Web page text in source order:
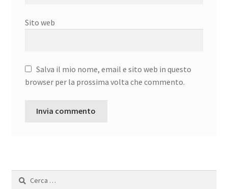
Sito web
Salva il mio nome, email e sito web in questo
browser per la prossima volta che commento.
Ricerca